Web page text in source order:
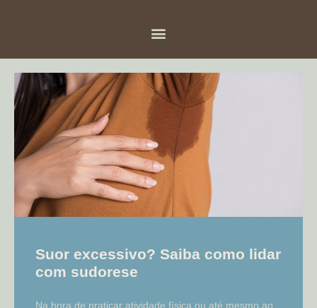
Suor excessivo? Saiba como lidar
com sudorese
Na hora de praticar atividade física ou até mesmo ao